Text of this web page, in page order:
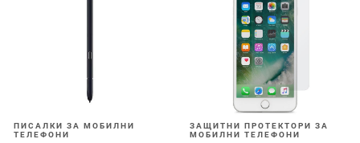
ПИСАЛКИ ЗА МОБИЛНИ
ТЕЛЕФОНИ
ЗАЩИТНИ ПРОТЕКТОРИ ЗА
МОБИЛНИ ТЕЛЕФОНИ